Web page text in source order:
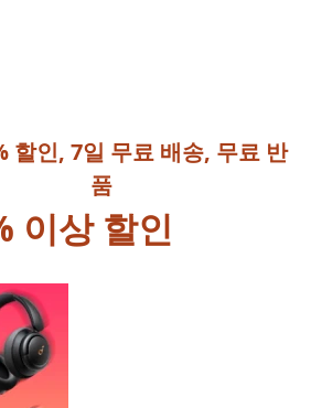
할인, 7일 무료 배송, 무료 반
품
이상 할인